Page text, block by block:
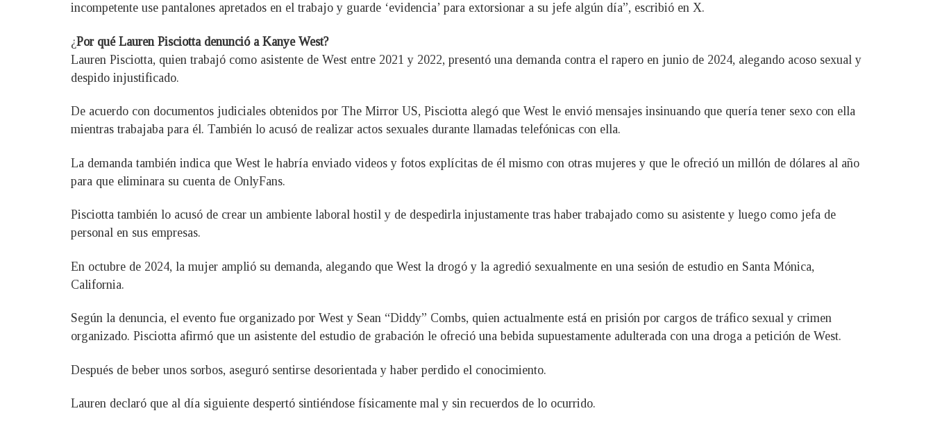
incompetente use pantalones apretados en el trabajo y guarde ‘evidencia’ para extorsionar a su jefe algún día”, escribió en X.
¿Por qué Lauren Pisciotta denunció a Kanye West?
Lauren Pisciotta, quien trabajó como asistente de West entre 2021 y 2022, presentó una demanda contra el rapero en junio de 2024, alegando acoso sexual y
despido injustificado.
De acuerdo con documentos judiciales obtenidos por The Mirror US, Pisciotta alegó que West le envió mensajes insinuando que quería tener sexo con ella
mientras trabajaba para él. También lo acusó de realizar actos sexuales durante llamadas telefónicas con ella.
La demanda también indica que West le habría enviado videos y fotos explícitas de él mismo con otras mujeres y que le ofreció un millón de dólares al año
para que eliminara su cuenta de OnlyFans.
Pisciotta también lo acusó de crear un ambiente laboral hostil y de despedirla injustamente tras haber trabajado como su asistente y luego como jefa de
personal en sus empresas.
En octubre de 2024, la mujer amplió su demanda, alegando que West la drogó y la agredió sexualmente en una sesión de estudio en Santa Mónica,
California.
Según la denuncia, el evento fue organizado por West y Sean “Diddy” Combs, quien actualmente está en prisión por cargos de tráfico sexual y crimen
organizado. Pisciotta afirmó que un asistente del estudio de grabación le ofreció una bebida supuestamente adulterada con una droga a petición de West.
Después de beber unos sorbos, aseguró sentirse desorientada y haber perdido el conocimiento.
Lauren declaró que al día siguiente despertó sintiéndose físicamente mal y sin recuerdos de lo ocurrido.